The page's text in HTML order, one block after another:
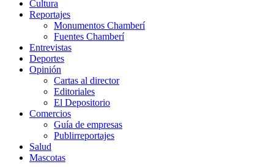
Cultura
Reportajes
Monumentos Chamberí
Fuentes Chamberí
Entrevistas
Deportes
Opinión
Cartas al director
Editoriales
El Depositorio
Comercios
Guía de empresas
Publirreportajes
Salud
Mascotas